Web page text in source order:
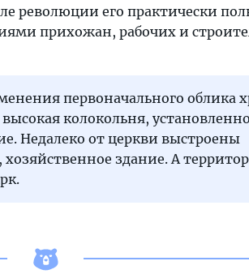
революции его практически
прихожан, рабочих и
первоначального облика
колокольня,
Недалеко от церкви выстроены
здание. А